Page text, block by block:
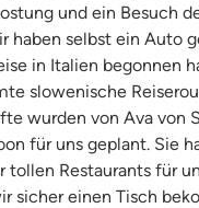
und ein Besuch
haben selbst ein Auto
in Italien begonnen
slowenische
wurden von Ava von
für uns geplant. Sie
tollen Restaurants für
sicher einen Tisch